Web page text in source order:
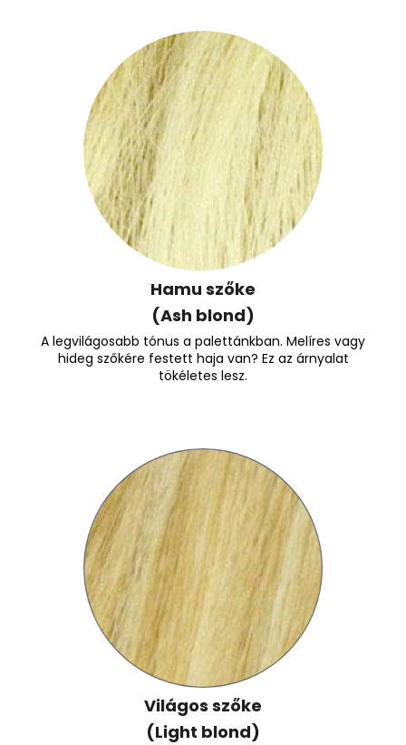
Hamu szőke
(Ash blond)
A legvilágosabb tónus a palettánkban. Melíres vagy
hideg szőkére festett haja van? Ez az árnyalat
tökéletes lesz.
Világos szőke
(Light blond)